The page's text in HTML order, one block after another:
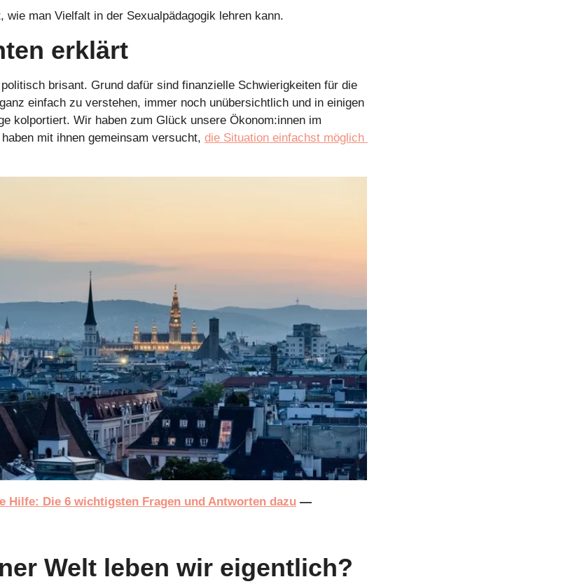
man Vielfalt in der Sexualpädagogik lehren kann.
erklärt
brisant. Grund dafür sind finanzielle Schwierigkeiten für die
einfach zu verstehen, immer noch unübersichtlich und in einigen
kolportiert. Wir haben zum Glück unsere Ökonom:innen im
mit ihnen gemeinsam versucht, die Situation einfachst möglich
Hilfe: Die 6 wichtigsten Fragen und Antworten dazu
Welt leben wir eigentlich?